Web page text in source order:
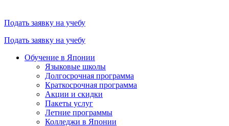
Подать заявку на учебу
Подать заявку на учебу
Обучение в Японии
Языковые школы
Долгосрочная программа
Краткосрочная программа
Акции и скидки
Пакеты услуг
Летние программы
Колледжи в Японии